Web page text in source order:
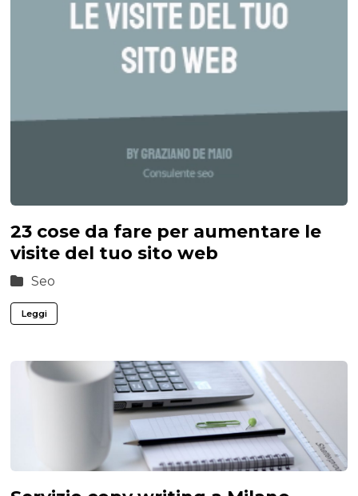
23 cose da fare per aumentare le
visite del tuo sito web
Seo
Leggi